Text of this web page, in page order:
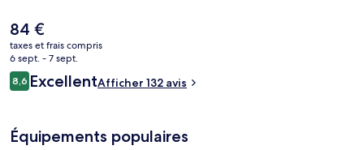
extérieure, un club pour enfants (gratuit) et un bar en bord de
piscine. Les autres voyageurs ne tarissent pas d'éloges en ce qui
concerne la piscine rafraîchissante et le personnel attentionné.
Le
prix
actuel
est
de
84 €
taxes et frais compris
6 sept. - 7 sept.
Avis
voyageurs
8,68,6 sur 10
ExcellentAfficher 132 avis
Équipements populaires